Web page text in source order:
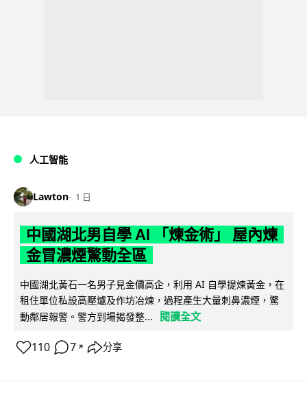
人工智能
Lawton 1 日
中國湖北男自學 AI 「煉金術」 屋內煉
金冒濃煙驚動全區
中國湖北黃石一名男子見金價高企，利用 AI 自學提煉黃金，在
租住單位私設高壓爐及作坊冶煉，過程產生大量刺鼻濃煙，驚
動鄰居報警。警方到場揭發整...
閱讀全文
110 7 ↗ 分享